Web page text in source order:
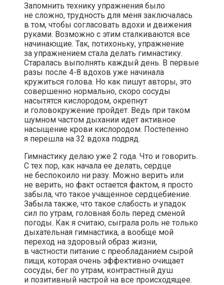
Запомнить технику упражнения было
не сложно, трудность для меня заключалась
в том, чтобы согласовать вдохи и движения
руками. Возможно с этим сталкиваются все
начинающие. Так, потихоньку, упражнение
за упражнением стала делать гимнастику.
Старалась выполнять каждый день. В первые
разы после 4-8 вдохов уже начинала
кружиться голова. Но как пишут авторы, это
совершенно нормально, скоро сосуды
насытятся кислородом, окрепнут
и головокружение пройдет. Ведь при таком
шумном частом дыхании идет активное
насыщение крови кислородом. Постепенно
я перешла на 32 вдоха подряд.
Гимнастику делаю уже 2 года. Что и говорить.
С тех пор, как начала ее делать, сердце
не беспокоило ни разу. Можно верить или
не верить, но факт остается фактом, я просто
забыла, что такое учащенное сердцебиение.
Забыла также, что такое слабость и упадок
сил по утрам, головная боль перед сменой
погоды. Как я считаю, сыграла роль не только
дыхательная гимнастика, а вообще мой
переход на здоровый образ жизни,
в частности питание с преобладанием сырой
пищи, которая очень эффективно очищает
сосуды, бег по утрам, контрастный душ
и позитивный настрой на все происходящее.